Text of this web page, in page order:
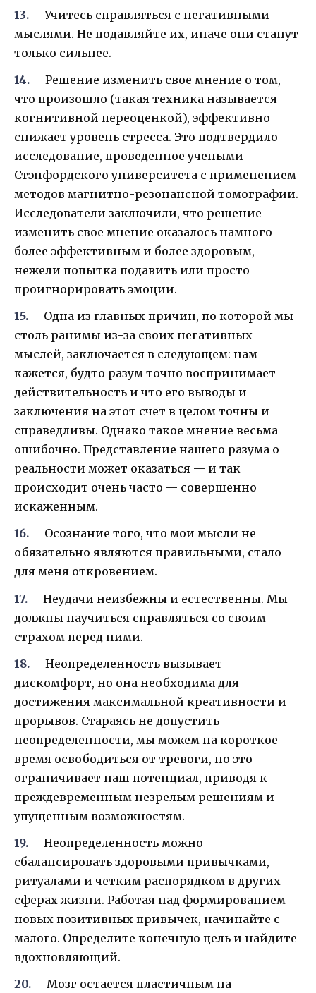
Учитесь справляться с негативными
мыслями. Не подавляйте их, иначе они станут
только сильнее.
Решение изменить свое мнение о том,
что произошло (такая техника называется
когнитивной переоценкой), эффективно
снижает уровень стресса. Это подтвердило
исследование, проведенное учеными
Стэнфордского университета с применением
методов магнитно-резонансной томографии.
Исследователи заключили, что решение
изменить свое мнение оказалось намного
более эффективным и более здоровым,
нежели попытка подавить или просто
проигнорировать эмоции.
Одна из главных причин, по которой мы
столь ранимы из-за своих негативных
мыслей, заключается в следующем: нам
кажется, будто разум точно воспринимает
действительность и что его выводы и
заключения на этот счет в целом точны и
справедливы. Однако такое мнение весьма
ошибочно. Представление нашего разума о
реальности может оказаться — и так
происходит очень часто — совершенно
искаженным.
Осознание того, что мои мысли не
обязательно являются правильными, стало
для меня откровением.
Неудачи неизбежны и естественны. Мы
должны научиться справляться со своим
страхом перед ними.
Неопределенность вызывает
дискомфорт, но она необходима для
достижения максимальной креативности и
прорывов. Стараясь не допустить
неопределенности, мы можем на короткое
время освободиться от тревоги, но это
ограничивает наш потенциал, приводя к
преждевременным незрелым решениям и
упущенным возможностям.
Неопределенность можно
сбалансировать здоровыми привычками,
ритуалами и четким распорядком в других
сферах жизни. Работая над формированием
новых позитивных привычек, начинайте с
малого. Определите конечную цель и найдите
вдохновляющий.
Мозг остается пластичным на